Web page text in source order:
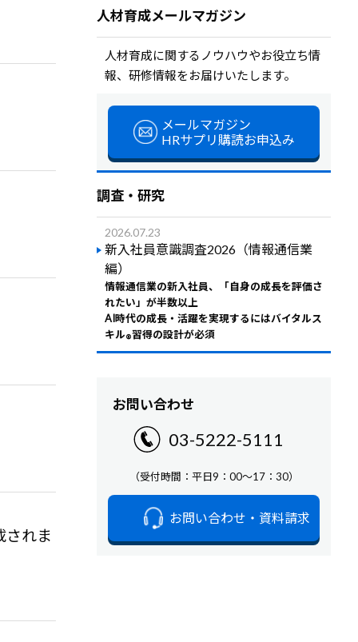
されま
人材育成メールマガジン
人材育成に関するノウハウやお役立ち情
報、研修情報をお届けいたします。
メールマガジン
HRサプリ購読お申込み
調査・研究
2026.07.23
新入社員意識調査2026（情報通信業
編）
情報通信業の新入社員、「自身の成長を評価さ
れたい」が半数以上
AI時代の成長・活躍を実現するにはバイタルス
キル®習得の設計が必須
お問い合わせ
03-5222-5111
（受付時間：平日9：00～17：30）
お問い合わせ・資料請求